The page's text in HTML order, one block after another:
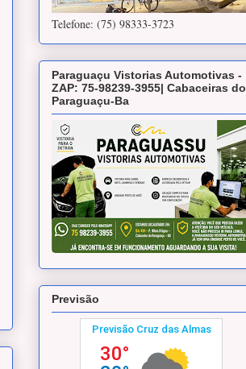
Telefone: (75) 98333-3723
Paraguaçu Vistorias Automotivas -
ZAP: 75-98239-3955| Cabaceiras do
Paraguaçu-Ba
Previsão